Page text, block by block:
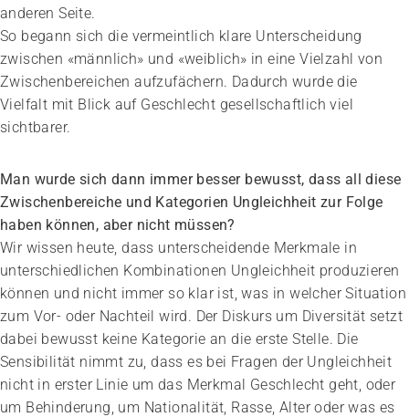
anderen Seite.
So begann sich die vermeintlich klare Unterscheidung
zwischen «männlich» und «weiblich» in eine Vielzahl von
Zwischenbereichen aufzufächern. Dadurch wurde die
Vielfalt mit Blick auf Geschlecht gesellschaftlich viel
sichtbarer.
Man wurde sich dann immer besser bewusst, dass all diese
Zwischenbereiche und Kategorien Ungleichheit zur Folge
haben können, aber nicht müssen?
Wir wissen heute, dass unterscheidende Merkmale in
unterschiedlichen Kombinationen Ungleichheit produzieren
können und nicht immer so klar ist, was in welcher Situation
zum Vor- oder Nachteil wird. Der Diskurs um Diversität setzt
dabei bewusst keine Kategorie an die erste Stelle. Die
Sensibilität nimmt zu, dass es bei Fragen der Ungleichheit
nicht in erster Linie um das Merkmal Geschlecht geht, oder
um Behinderung, um Nationalität, Rasse, Alter oder was es